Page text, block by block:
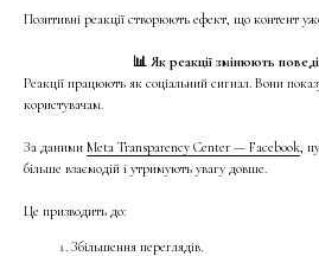
Позитивні реакції створюють ефект, що контент
📊 Як реакції змінюють
Реакції працюють як соціальний сигнал. Вони
користувачам.
За даними Meta Transparency Center — Facebook,
більше взаємодій і утримують увагу довше.
Це призводить до:
Збільшення переглядів.